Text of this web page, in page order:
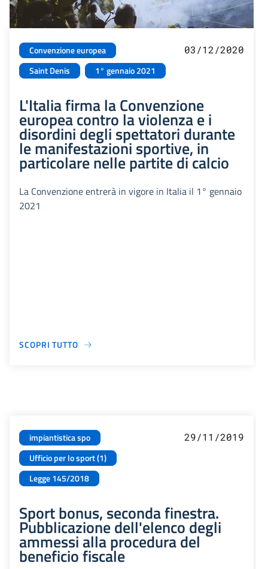
Convenzione europea
Saint Denis
1° gennaio 2021
03/12/2020
L'Italia firma la Convenzione
europea contro la violenza e i
disordini degli spettatori durante
le manifestazioni sportive, in
particolare nelle partite di calcio
La Convenzione entrerà in vigore in Italia il 1° gennaio
2021
SCOPRI TUTTO
impiantistica spo
Ufficio per lo sport (1)
Legge 145/2018
29/11/2019
Sport bonus, seconda finestra.
Pubblicazione dell'elenco degli
ammessi alla procedura del
beneficio fiscale